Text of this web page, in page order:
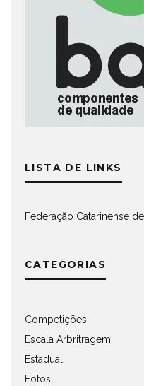
LISTA DE LINKS
Federação Catarinense
CATEGORIAS
Competições
Escala Arbritragem
Estadual
Fotos